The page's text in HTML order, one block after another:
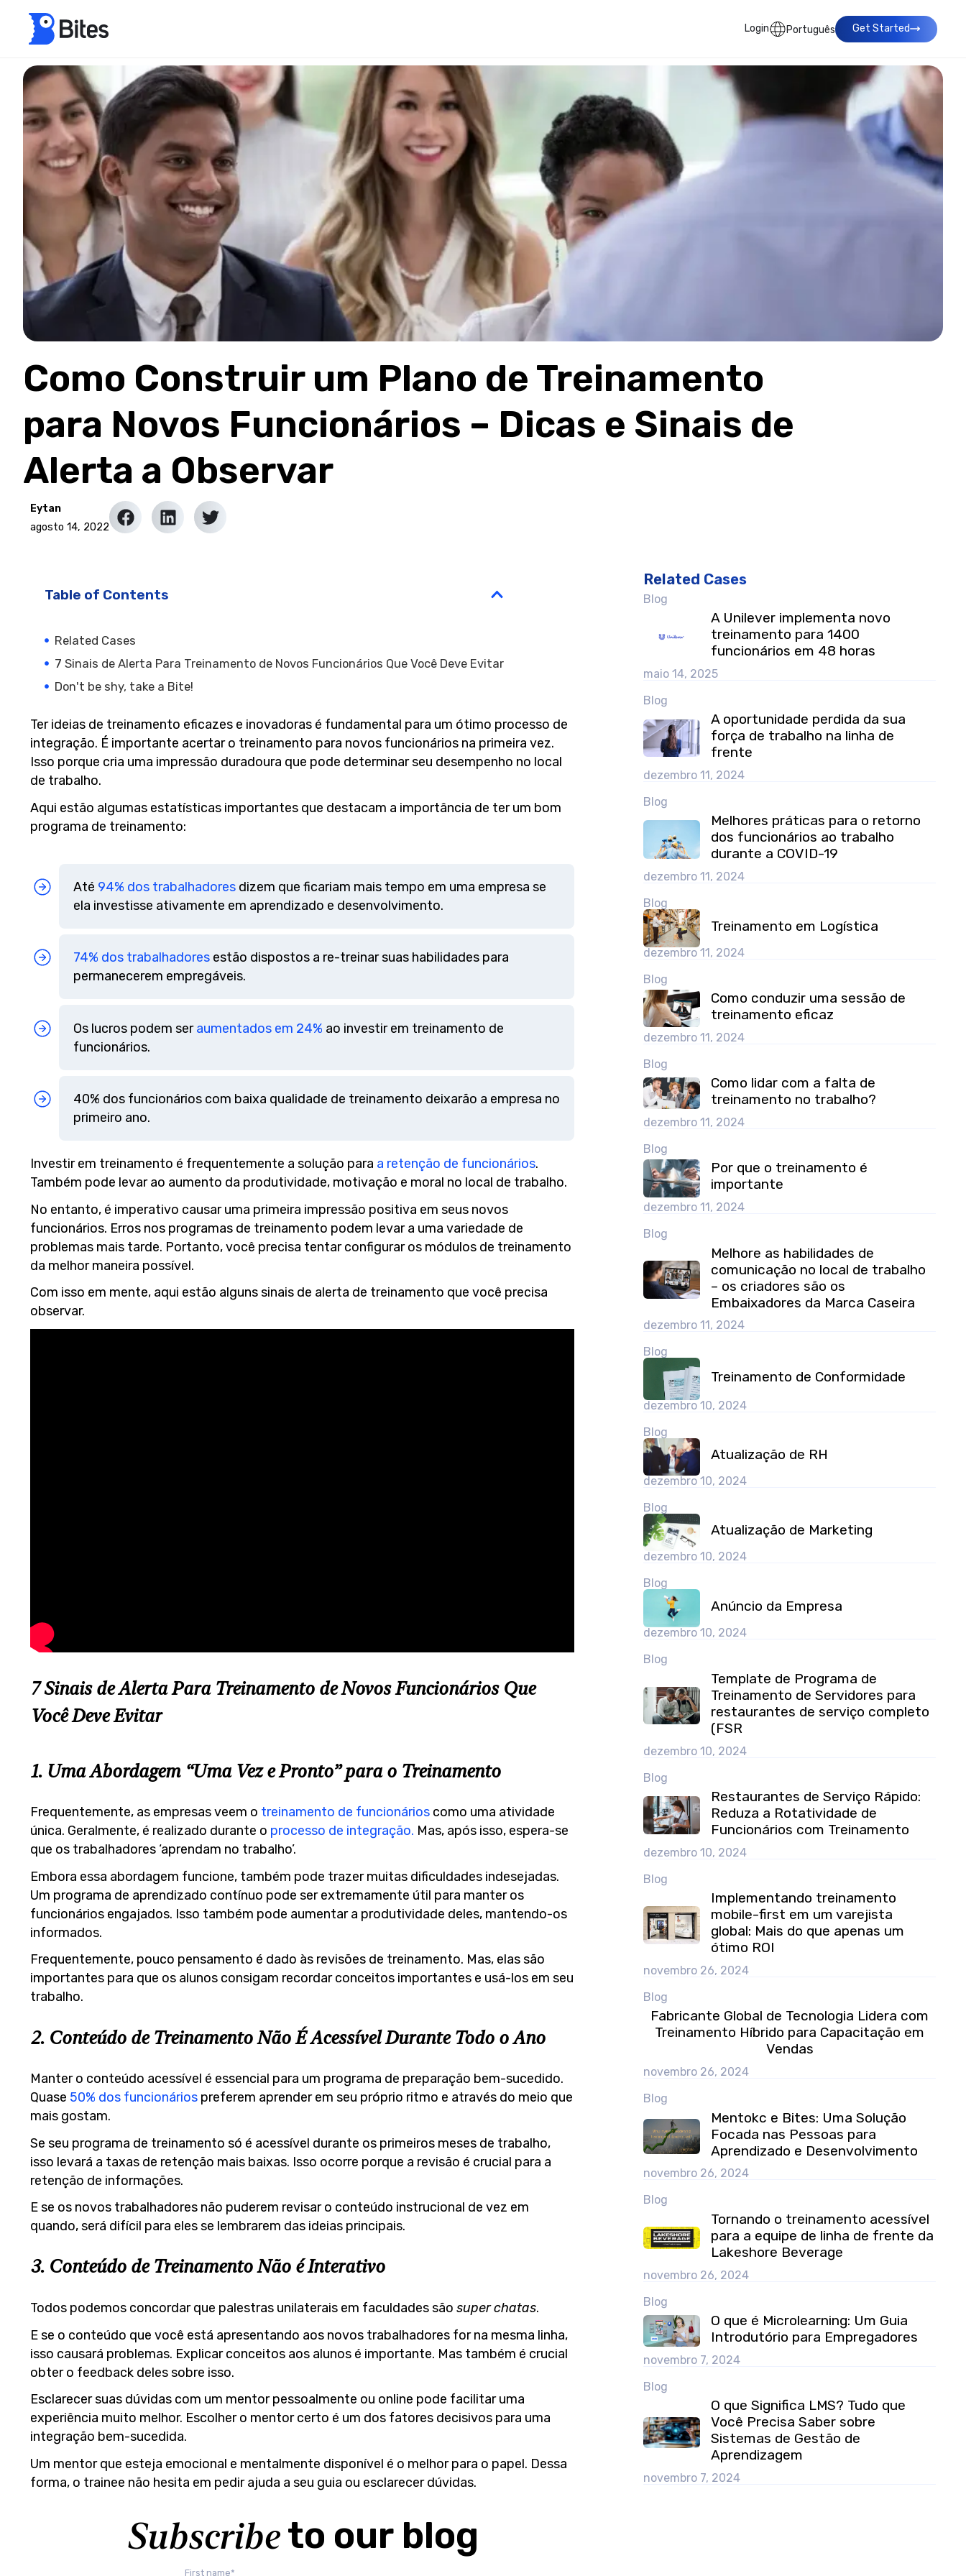
Login Português Get Started
Como Construir um Plano de Treinamento
para Novos Funcionários – Dicas e Sinais de
Alerta a Observar
Eytan
agosto 14, 2022
Related Cases
Blog
A Unilever implementa novo
treinamento para 1400
funcionários em 48 horas
maio 14, 2025
Blog
A oportunidade perdida da sua
força de trabalho na linha de
frente
dezembro 11, 2024
Blog
Melhores práticas para o retorno
dos funcionários ao trabalho
durante a COVID-19
dezembro 11, 2024
Blog
Treinamento em Logística
dezembro 11, 2024
Blog
Como conduzir uma sessão de
treinamento eficaz
dezembro 11, 2024
Blog
Como lidar com a falta de
treinamento no trabalho?
dezembro 11, 2024
Blog
Por que o treinamento é
importante
dezembro 11, 2024
Blog
Melhore as habilidades de
comunicação no local de trabalho
– os criadores são os
Embaixadores da Marca Caseira
dezembro 11, 2024
Blog
Treinamento de Conformidade
dezembro 10, 2024
Blog
Atualização de RH
dezembro 10, 2024
Blog
Atualização de Marketing
dezembro 10, 2024
Blog
Anúncio da Empresa
dezembro 10, 2024
Blog
Template de Programa de
Treinamento de Servidores para
restaurantes de serviço completo
(FSR
dezembro 10, 2024
Blog
Restaurantes de Serviço Rápido:
Reduza a Rotatividade de
Funcionários com Treinamento
dezembro 10, 2024
Blog
Implementando treinamento
mobile-first em um varejista
global: Mais do que apenas um
ótimo ROI
novembro 26, 2024
Blog
Fabricante Global de Tecnologia Lidera com
Treinamento Híbrido para Capacitação em
Vendas
novembro 26, 2024
Blog
Mentokc e Bites: Uma Solução
Focada nas Pessoas para
Aprendizado e Desenvolvimento
novembro 26, 2024
Blog
Tornando o treinamento acessível
para a equipe de linha de frente da
Lakeshore Beverage
novembro 26, 2024
Blog
O que é Microlearning: Um Guia
Introdutório para Empregadores
novembro 7, 2024
Blog
O que Significa LMS? Tudo que
Você Precisa Saber sobre
Sistemas de Gestão de
Aprendizagem
novembro 7, 2024
Table of Contents
Related Cases
7 Sinais de Alerta Para Treinamento de Novos Funcionários Que Você Deve Evitar
Don't be shy, take a Bite!
Ter ideias de treinamento eficazes e inovadoras é fundamental para um ótimo processo de
integração. É importante acertar o treinamento para novos funcionários na primeira vez.
Isso porque cria uma impressão duradoura que pode determinar seu desempenho no local
de trabalho.
Aqui estão algumas estatísticas importantes que destacam a importância de ter um bom
programa de treinamento:
Até 94% dos trabalhadores dizem que ficariam mais tempo em uma empresa se
ela investisse ativamente em aprendizado e desenvolvimento.
74% dos trabalhadores estão dispostos a re-treinar suas habilidades para
permanecerem empregáveis.
Os lucros podem seraumentados em 24% ao investir em treinamento de
funcionários.
40% dos funcionários com baixa qualidade de treinamento deixarão a empresa no
primeiro ano.
Investir em treinamento é frequentemente a solução para a retenção de funcionários.
Também pode levar ao aumento da produtividade, motivação e moral no local de trabalho.
No entanto, é imperativo causar uma primeira impressão positiva em seus novos
funcionários. Erros nos programas de treinamento podem levar a uma variedade de
problemas mais tarde. Portanto, você precisa tentar configurar os módulos de treinamento
da melhor maneira possível.
Com isso em mente, aqui estão alguns sinais de alerta de treinamento que você precisa
observar.
7 Sinais de Alerta Para Treinamento de Novos Funcionários Que
Você Deve Evitar
1. Uma Abordagem “Uma Vez e Pronto” para o Treinamento
Frequentemente, as empresas veem o treinamento de funcionários como uma atividade
única. Geralmente, é realizado durante o processo de integração. Mas, após isso, espera-se
que os trabalhadores ‘aprendam no trabalho’.
Embora essa abordagem funcione, também pode trazer muitas dificuldades indesejadas.
Um programa de aprendizado contínuo pode ser extremamente útil para manter os
funcionários engajados. Isso também pode aumentar a produtividade deles, mantendo-os
informados.
Frequentemente, pouco pensamento é dado às revisões de treinamento. Mas, elas são
importantes para que os alunos consigam recordar conceitos importantes e usá-los em seu
trabalho.
2. Conteúdo de Treinamento Não É Acessível Durante Todo o Ano
Manter o conteúdo acessível é essencial para um programa de preparação bem-sucedido.
Quase 50% dos funcionários preferem aprender em seu próprio ritmo e através do meio que
mais gostam.
Se seu programa de treinamento só é acessível durante os primeiros meses de trabalho,
isso levará a taxas de retenção mais baixas. Isso ocorre porque a revisão é crucial para a
retenção de informações.
E se os novos trabalhadores não puderem revisar o conteúdo instrucional de vez em
quando, será difícil para eles se lembrarem das ideias principais.
3. Conteúdo de Treinamento Não é Interativo
Todos podemos concordar que palestras unilaterais em faculdades sãosuper chatas.
E se o conteúdo que você está apresentando aos novos trabalhadores for na mesma linha,
isso causará problemas. Explicar conceitos aos alunos é importante. Mas também é crucial
obter o feedback deles sobre isso.
Esclarecer suas dúvidas com um mentor pessoalmente ou online pode facilitar uma
experiência muito melhor. Escolher o mentor certo é um dos fatores decisivos para uma
integração bem-sucedida.
Um mentor que esteja emocional e mentalmente disponível é o melhor para o papel. Dessa
forma, o trainee não hesita em pedir ajuda a seu guia ou esclarecer dúvidas.
Subscribe to our blog
First name*